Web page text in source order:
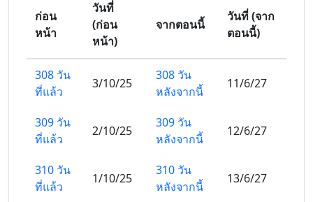
ก่อน
หน้า
วันที่
(ก่อน
หน้า)
จากตอนนี้
วันที่ (จาก
ตอนนี้)
308 วัน
ที่แล้ว
3/10/25
308 วัน
หลังจากนี้
11/6/27
309 วัน
ที่แล้ว
2/10/25
309 วัน
หลังจากนี้
12/6/27
310 วัน
ที่แล้ว
1/10/25
310 วัน
หลังจากนี้
13/6/27